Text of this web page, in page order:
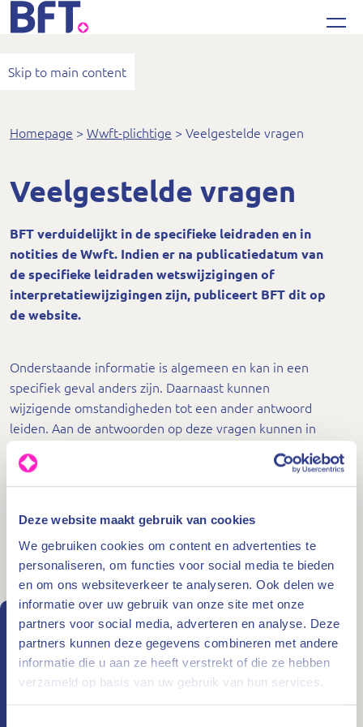
Deze website maakt gebruik van cookies
We gebruiken cookies om content en advertenties te
personaliseren, om functies voor social media te bieden
en om ons websiteverkeer te analyseren. Ook delen we
informatie over uw gebruik van onze site met onze
partners voor social media, adverteren en analyse. Deze
partners kunnen deze gegevens combineren met andere
informatie die u aan ze heeft verstrekt of die ze hebben
verzameld op basis van uw gebruik van hun services.
Skip to main content
Bureau Financieel Toezicht
Homepage Wwft-plichtige Veelgestelde vragen
Veelgestelde vragen
BFT verduidelijkt in de specifieke leidraden en in
notities de Wwft. Indien er na publicatiedatum van
de specifieke leidraden wetswijzigingen of
interpretatiewijzigingen zijn, publiceert BFT dit op
de website.
Onderstaande informatie is algemeen en kan in een
specifiek geval anders zijn. Daarnaast kunnen
wijzigende omstandigheden tot een ander antwoord
leiden. Aan de antwoorden op deze vragen kunnen in
ontleend.
leidraad, despecifieke leidraden, denotities
onderstaand overzicht, dan kunt u via het
contactformulier uw vraag insturen.
Meestgestelde vragen
Welke vormen van het cliëntenonderzoek kent de
Wwft?